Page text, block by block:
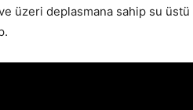
üzeri deplasmana sahip su üstü